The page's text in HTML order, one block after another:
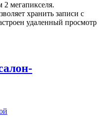
2 мегапикселя.
хранить записи с
удаленный просмотр